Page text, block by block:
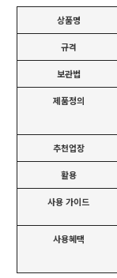
상품명
규격
보관법
제품정의
추천업장
활용
사용 가이드
사용혜택